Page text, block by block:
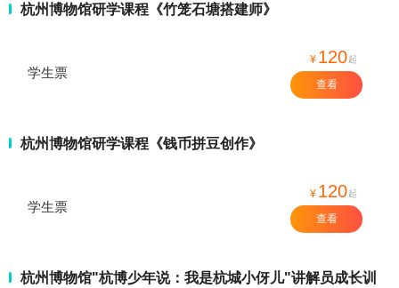
杭州博物馆研学课程《竹笼石塘搭建师》
学生票
¥ 120起
查看
杭州博物馆研学课程《钱币拼豆创作》
学生票
¥ 120起
查看
杭州博物馆"杭博少年说：我是杭城小伢儿"讲解员成长训